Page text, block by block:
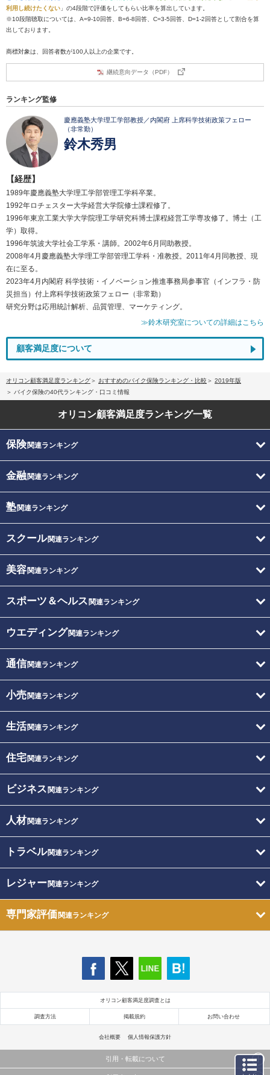
利用し続けたくない 」の4段階で評価をしてもらい比率を算出しています。
※10段階聴取については、A=9-10回答、B=6-8回答、C=3-5回答、D=1-2回答として割合を算
出しております。
商標対象は、回答者数が100人以上の企業です。
継続意向データ（PDF）
ランキング監修
慶應義塾大学理工学部教授／内閣府 上席科学技術政策フェロー
（非常勤）
鈴木秀男
【経歴】
1989年慶應義塾大学理工学部管理工学科卒業。
1992年ロチェスター大学経営大学院修士課程修了。
1996年東京工業大学大学院理工学研究科博士課程経営工学専攻修了。博士（工
学）取得。
1996年筑波大学社会工学系・講師。2002年6月同助教授。
2008年4月慶應義塾大学理工学部管理工学科・准教授。2011年4月同教授、現
在に至る。
2023年4月内閣府 科学技術・イノベーション推進事務局参事官（インフラ・防
災担当）付上席科学技術政策フェロー（非常勤）
研究分野は応用統計解析、品質管理、マーケティング。
≫鈴木研究室についての詳細はこちら
顧客満足度について
オリコン顧客満足度ランキング おすすめのバイク保険ランキング・比較
2019年版
バイク保険の40代ランキング・口コミ情報
オリコン顧客満足度ランキング一覧
保険関連ランキング
金融関連ランキング
塾関連ランキング
スクール関連ランキング
美容関連ランキング
スポーツ＆ヘルス 関連ランキング
ウエディング関連ランキング
通信関連ランキング
小売関連ランキング
生活関連ランキング
住宅関連ランキング
ビジネス 関連ランキング
人材関連ランキング
トラベル関連ランキング
レジャー関連ランキング
専門家評価関連ランキング
オリコン顧客満足度調査とは
調査方法 掲載規約 お問い合わせ
会社概要 個人情報保護方針
引用・転載について